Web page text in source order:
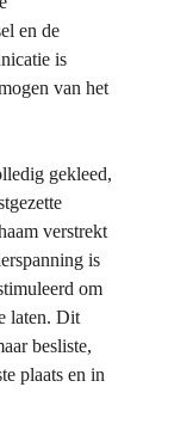
en de
is
van het
gekleed,
verstrekt
is
om
laten. Dit
besliste,
plaats en in